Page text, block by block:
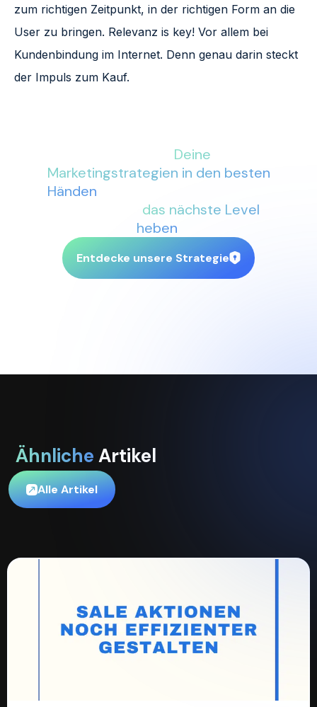
zum richtigen Zeitpunkt, in der richtigen Form an die
User zu bringen. Relevanz is key! Vor allem bei
Kundenbindung im Internet. Denn genau darin steckt
der Impuls zum Kauf.
Deine
Marketingstrategien in den besten
Händen
das nächste Level
heben
Entdecke unsere Strategie
Ähnliche Artikel
Alle Artikel